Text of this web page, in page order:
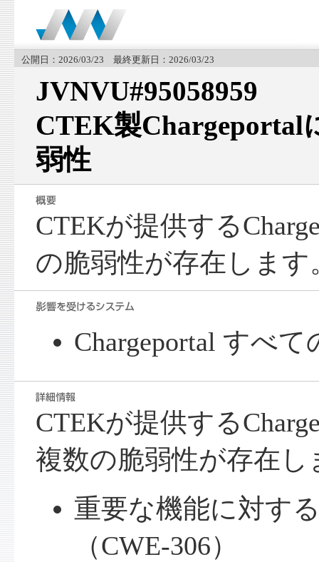
公開日：2026/03/23 最終更新日：2026/03/23
JVNVU#95058959
CTEK製Chargeportal
弱性
CTEKが提供する
の脆弱性が存在します
Chargeportal すべ
CTEKが提供する
複数の脆弱性が存在し
重要な機能に対す
（CWE-306）